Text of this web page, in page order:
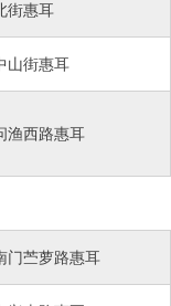
街惠耳
山街惠耳
渔西路惠耳
门苎萝路惠耳